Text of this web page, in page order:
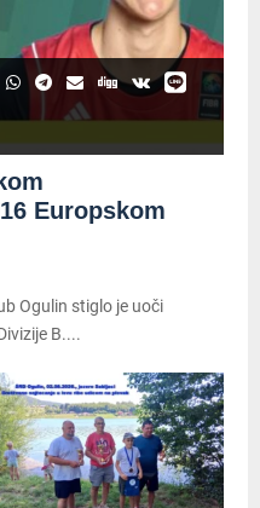
Europskom
Ogulin stiglo je uoči
B....